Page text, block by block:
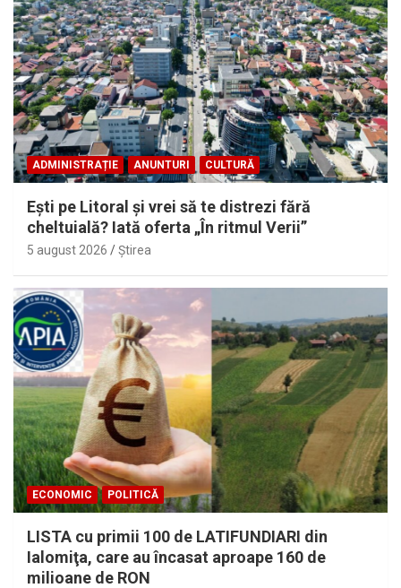
ADMINISTRAȚIE ANUNTURI CULTURĂ
Eşti pe Litoral şi vrei să te distrezi fără
cheltuială? Iată oferta „În ritmul Verii”
5 august 2026 Ştirea
ECONOMIC POLITICĂ
LISTA cu primii 100 de LATIFUNDIARI din
Ialomiţa, care au încasat aproape 160 de
milioane de RON